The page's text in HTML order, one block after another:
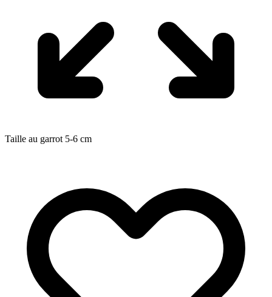
Taille au garrot 5-6 cm